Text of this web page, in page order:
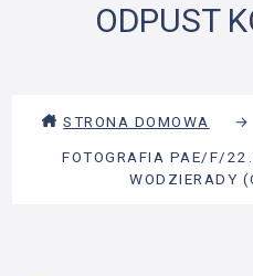
ODPUST
STRONA DOMOWA →
FOTOGRAFIA PAE/F/
WODZIERADY